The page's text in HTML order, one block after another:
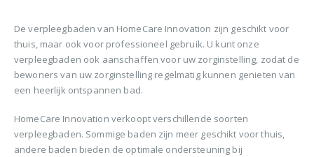
De verpleegbaden van HomeCare Innovation zijn geschikt voor
thuis, maar ook voor professioneel gebruik. U kunt onze
verpleegbaden ook aanschaffen voor uw zorginstelling, zodat de
bewoners van uw zorginstelling regelmatig kunnen genieten van
een heerlijk ontspannen bad.
HomeCare Innovation verkoopt verschillende soorten
verpleegbaden. Sommige baden zijn meer geschikt voor thuis,
andere baden bieden de optimale ondersteuning bij